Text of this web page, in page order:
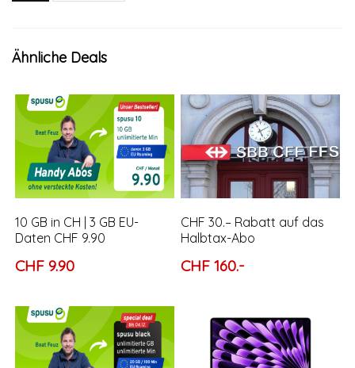
Ähnliche Deals
10 GB in CH | 3 GB EU-
Daten CHF 9.90
CHF 9.90
CHF 30.– Rabatt auf das
Halbtax-Abo
CHF 160.-